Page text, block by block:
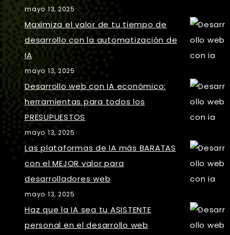
mayo 13, 2025
Maximiza el valor de tu tiempo de
desarrollo con la automatización de
IA
mayo 13, 2025
Desarrollo web con IA económico:
herramientas para todos los
PRESUPUESTOS
mayo 13, 2025
Las plataformas de IA más BARATAS
con el MEJOR valor para
desarrolladores web
mayo 13, 2025
Haz que la IA sea tu ASISTENTE
personal en el desarrollo web